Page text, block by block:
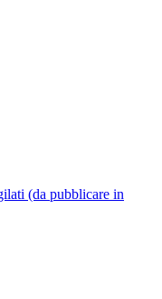
(da pubblicare in